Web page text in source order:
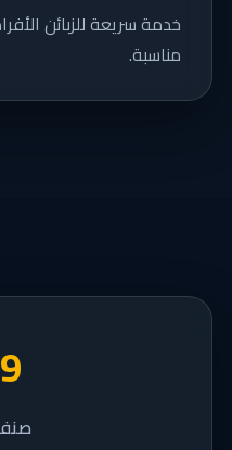
خدمة سريعة للزبائن
مناسبة.